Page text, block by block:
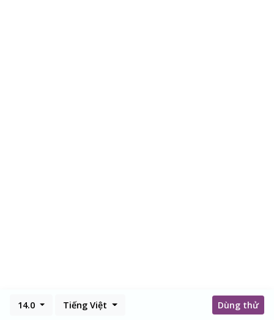
14.0 Tiếng Việt Dùng thử